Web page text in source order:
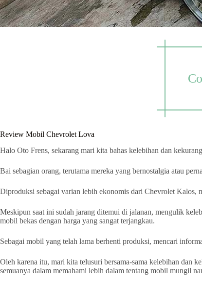
Review Mobil Chevrolet Lova
Halo Oto Frens, sekarang mari kita bahas kelebihan dan
Bai sebagian orang, terutama mereka yang bernostalgia atau
Diproduksi sebagai varian lebih ekonomis dari Chevrolet Kalos,
Meskipun saat ini sudah jarang ditemui di jalanan, mengulik
mobil bekas dengan harga yang sangat terjangkau.
Sebagai mobil yang telah lama berhenti produksi, mencari
Oleh karena itu, mari kita telusuri bersama-sama kelebihan dan
semuanya dalam memahami lebih dalam tentang mobil mungil